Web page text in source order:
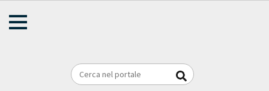
Home
Dati sui pagamenti del servizio sanitario